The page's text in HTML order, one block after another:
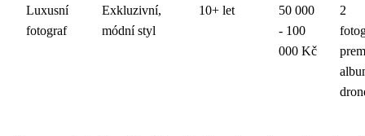
Luxusní
fotograf
Exkluzivní,
módní styl
10+ let
50 000
- 100
000 Kč
2